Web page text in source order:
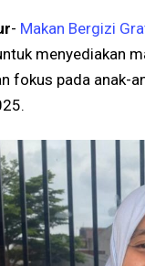
- Makan Bergizi
menyediakan
fokus pada anak-